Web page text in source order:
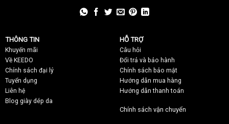
THÔNG TIN
Khuyến mãi
Về KEEDO
Chính sách đại lý
Tuyển dụng
Liên hệ
Blog giày dép da
HỖ TRỢ
Câu hỏi
Đổi trả và bảo hành
Chính sách bảo mật
Hướng dẫn mua hàng
Hướng dẫn thanh toán
Chính sách vận chuyển